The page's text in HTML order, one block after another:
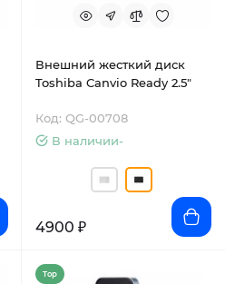
Внешний жесткий диск
Toshiba Canvio Ready 2.5"
Код: QG-00708
В наличии-
4900 ₽
Top